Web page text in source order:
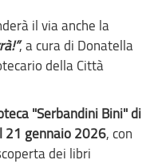
il via anche la
, a cura di Donatella
della Città
"Serbandini Bini" di
21 gennaio 2026, con
dei libri